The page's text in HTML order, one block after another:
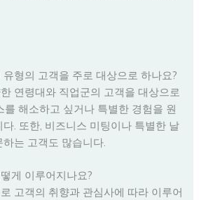
형의 고객을 주로 대상으로 하나요?
연령대와 직업군의 고객을 대상으로
를 해소하고 싶거나 특별한 경험을 원
. 또한, 비즈니스 미팅이나 특별한 날
는 고객도 많습니다.
게 이루어지나요?
고객의 취향과 관심사에 따라 이루어